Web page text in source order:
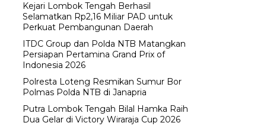
Kejari Lombok Tengah Berhasil
Selamatkan Rp2,16 Miliar PAD untuk
Perkuat Pembangunan Daerah
ITDC Group dan Polda NTB Matangkan
Persiapan Pertamina Grand Prix of
Indonesia 2026
Polresta Loteng Resmikan Sumur Bor
Polmas Polda NTB di Janapria
Putra Lombok Tengah Bilal Hamka Raih
Dua Gelar di Victory Wiraraja Cup 2026